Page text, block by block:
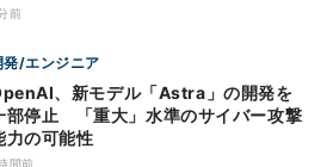
前
発/エンジニア
、新モデル「Astra」の開発を
部停止 「重大」水準のサイバー攻撃
力の可能性
間前